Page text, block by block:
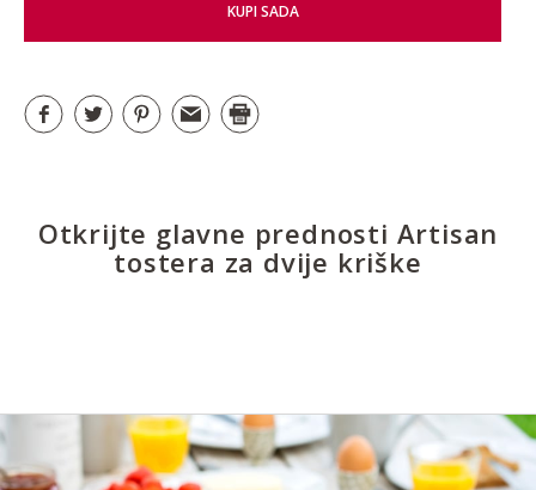
KUPI SADA
Otkrijte glavne prednosti Artisan
tostera za dvije kriške